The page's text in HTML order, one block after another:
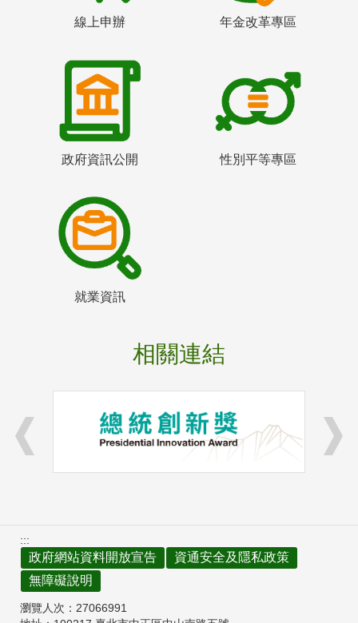
線上申辦 年金改革專區
政府資訊公開 性別平等專區
就業資訊
相關連結
:::
政府網站資料開放宣告
資通安全及隱私政策
無障礙說明
瀏覽人次： 27066991